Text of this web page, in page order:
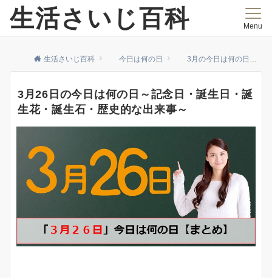
生活さいじ百科 Menu
生活さいじ百科 今日は何の日 3月の今日は何の日
3月26日の今日は何の日～記念日・誕生日・誕
生花・誕生石・歴史的な出来事～